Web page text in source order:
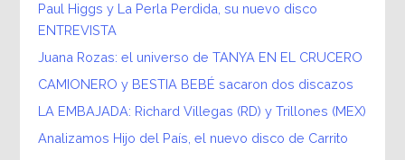
Paul Higgs y La Perla Perdida, su nuevo disco
ENTREVISTA
Juana Rozas: el universo de TANYA EN EL CRUCERO
CAMIONERO y BESTIA BEBÉ sacaron dos discazos
LA EMBAJADA: Richard Villegas (RD) y Trillones (MEX)
Analizamos Hijo del País, el nuevo disco de Carrito